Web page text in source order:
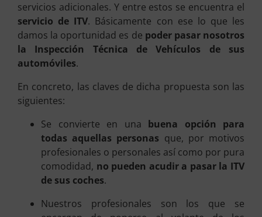
servicios adicionales. Y entre estos se encuentra el
servicio de ITV. Básicamente con ese lo que les
damos la oportunidad es de poder pasar nosotros
la Inspección Técnica de Vehículos de sus
automóviles.
En concreto, las claves de dicha propuesta son las
siguientes:
Se convierte en una buena opción para
todas aquellas personas que, por motivos
profesionales o personales así como por pura
comodidad, no pueden acudir a pasar la ITV
de sus coches.
Nuestros profesionales son los que se